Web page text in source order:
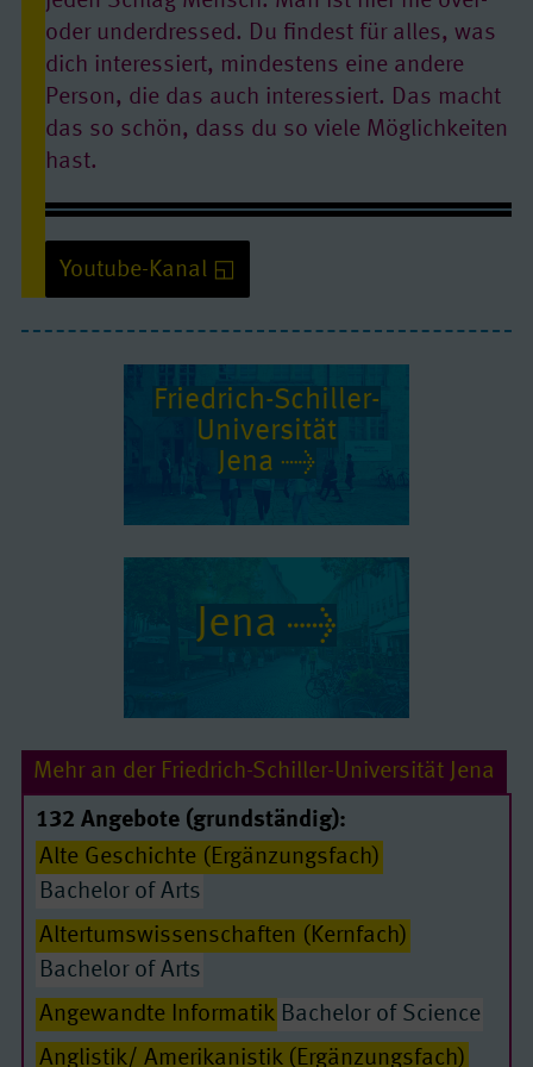
oder underdressed. Du findest für alles, was
dich interessiert, mindestens eine andere
Person, die das auch interessiert. Das macht
das so schön, dass du so viele Möglichkeiten
hast.
Youtube/ Video: erlauben
www.youtube-nocookie.com
Youtube-Kanal
Friedrich-Schiller-
Uni­ver­si­tät
Jena
Jena
Mehr an der Friedrich-Schiller-Universität Jena
132 Angebote (grundständig):
Alte Geschichte (Ergänzungsfach)
Bachelor of Arts
Altertumswissenschaften (Kernfach)
Bachelor of Arts
Angewandte Informatik Bachelor of Science
Anglistik/ Amerikanistik (Ergänzungsfach)